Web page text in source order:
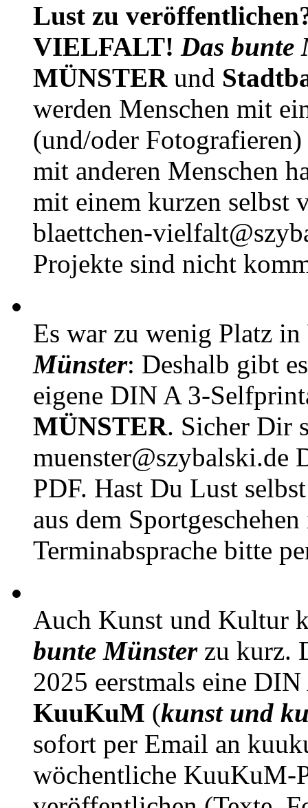
Lust zu
VIELFALT! Das bunte
MÜNSTERund
werden Menschen mit
(und/oder
mit anderen Menschen
mit einem kurzen selbst
blaettchen-
Projekte sind nicht
Es war zu wenig Platz in
Münster: Deshalb gibt
eigene DIN A 3-
MÜNSTER. Sicher Dir
muenster@szybalski.de
PDF. Hast Du Lust
aus dem
Terminabsprache bitte
Auch Kunst und Kultur
bunte Münsterzu kurz.
2025 eerstmals eine
KuuKuM (kunst und
sofort per Email an
wöchentliche KuuKuM-